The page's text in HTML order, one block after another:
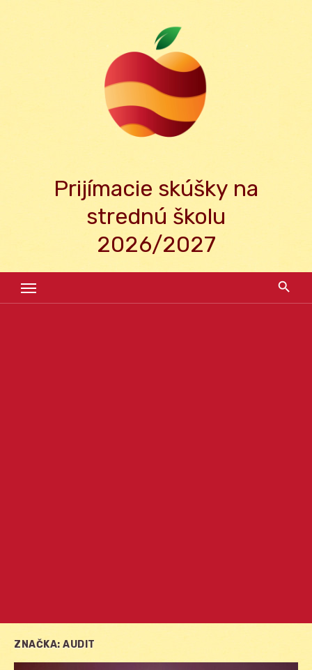
Prijímacie skúšky na
strednú školu
2026/2027
ZNAČKA: AUDIT